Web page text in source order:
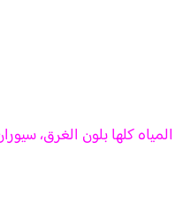
المياه كلها بلون الغرق،